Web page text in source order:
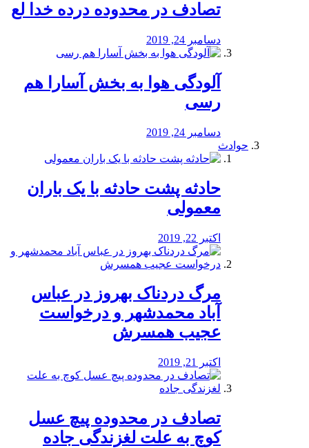
تصادف در محدوده درده خدا لع
دسامبر 24, 2019
آلودگی هوا به بخش آسارا هم
رسی
دسامبر 24, 2019
حوادث
️حادثه پشت حادثه با یک باران
معمولی
اکتبر 22, 2019
مرگ دردناک بهروز در عباس
آباد محمدشهر و درخواست
عجیب همسرش
اکتبر 21, 2019
تصادف در محدوده پیچ عسل
کوچ به علت لغزندگی جاده